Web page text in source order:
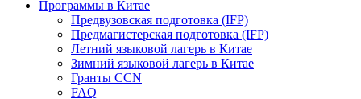
Программы в Китае
Предвузовская подготовка (IFP)
Предмагистерская подготовка (IFP)
Летний языковой лагерь в Китае
Зимний языковой лагерь в Китае
Гранты CCN
FAQ